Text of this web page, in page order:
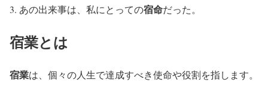
あの出来事は、私にとっての宿命だった。
宿業とは
宿業は、個々の人生で達成すべき使命や役割を指します。